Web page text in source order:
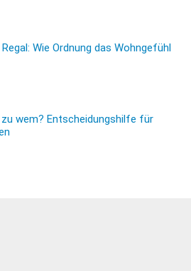
Wie Ordnung das Wohngefühl
wem? Entscheidungshilfe für